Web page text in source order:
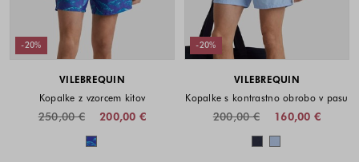
-20%
VILEBREQUIN
Kopalke z vzorcem kitov
200,00 €
250,00 €
Barve na voljo
-20%
VILEBREQUIN
Kopalke s kontrastno obrobo v pasu
160,00 €
200,00 €
Barve na voljo